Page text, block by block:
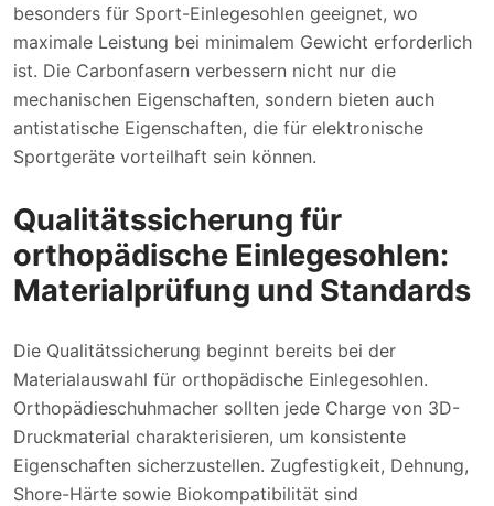
besonders für Sport-Einlegesohlen geeignet, wo
maximale Leistung bei minimalem Gewicht erforderlich
ist. Die Carbonfasern verbessern nicht nur die
mechanischen Eigenschaften, sondern bieten auch
antistatische Eigenschaften, die für elektronische
Sportgeräte vorteilhaft sein können.
Qualitätssicherung für
orthopädische Einlegesohlen:
Materialprüfung und Standards
Die Qualitätssicherung beginnt bereits bei der
Materialauswahl für orthopädische Einlegesohlen.
Orthopädieschuhmacher sollten jede Charge von 3D-
Druckmaterial charakterisieren, um konsistente
Eigenschaften sicherzustellen. Zugfestigkeit, Dehnung,
Shore-Härte sowie Biokompatibilität sind